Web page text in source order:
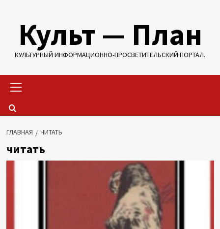
содержимому
Культ — План
КУЛЬТУРНЫЙ ИНФОРМАЦИОННО-ПРОСВЕТИТЕЛЬСКИЙ ПОРТАЛ.
меню
ГЛАВНАЯ ЧИТАТЬ
читать